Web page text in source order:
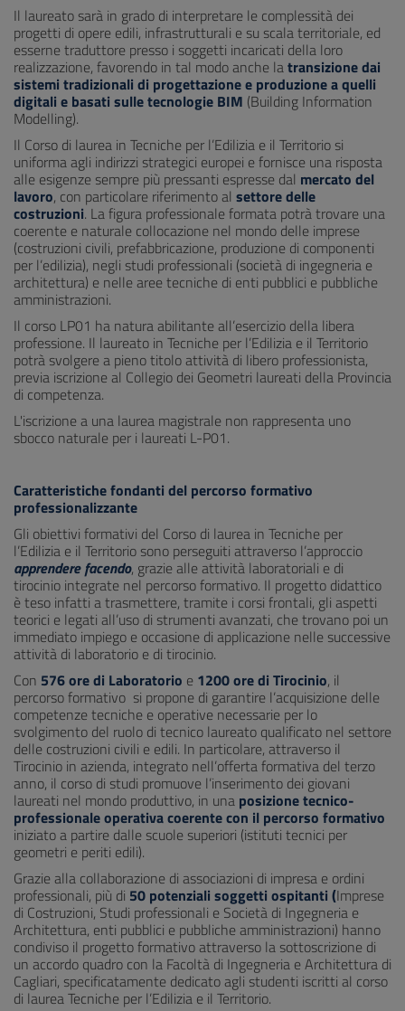
Il laureato sarà in grado di interpretare le complessità dei
progetti di opere edili, infrastrutturali e su scala territoriale, ed
esserne traduttore presso i soggetti incaricati della loro
realizzazione, favorendo in tal modo anche latransizione dai
sistemi tradizionali di progettazione e produzione a quelli
digitali e basati sulle tecnologie BIM (Building Information
Modelling).
Il Corso di laurea in Tecniche per l’Edilizia e il Territorio si
uniforma agli indirizzi strategici europei e fornisce una risposta
alle esigenze sempre più pressanti espresse dal mercato del
lavoro, con particolare riferimento al settore delle
costruzioni. La figura professionale formata potrà trovare una
coerente e naturale collocazione nel mondo delle imprese
(costruzioni civili, prefabbricazione, produzione di componenti
per l’edilizia), negli studi professionali (società di ingegneria e
architettura) e nelle aree tecniche di enti pubblici e pubbliche
amministrazioni.
Il corso LP01 ha natura abilitante all’esercizio della libera
professione. Il laureato in Tecniche per l’Edilizia e il Territorio
potrà svolgere a pieno titolo attività di libero professionista,
previa iscrizione al Collegio dei Geometri laureati della Provincia
di competenza.
L'iscrizione a una laurea magistrale non rappresenta uno
sbocco naturale per i laureati L-P01.
Caratteristiche fondanti del percorso formativo
professionalizzante
Gli obiettivi formativi del Corso di laurea in Tecniche per
l’Edilizia e il Territorio sono perseguiti attraverso l’approccio
apprendere facendo, grazie alle attività laboratoriali e di
tirocinio integrate nel percorso formativo. Il progetto didattico
è teso infatti a trasmettere, tramite i corsi frontali, gli aspetti
teorici e legati all’uso di strumenti avanzati, che trovano poi un
immediato impiego e occasione di applicazione nelle successive
attività di laboratorio e di tirocinio.
Con 576 ore di Laboratorio e 1200 ore di Tirocinio, il
percorso formativo si propone di garantire l’acquisizione delle
competenze tecniche e operative necessarie per lo
svolgimento del ruolo di tecnico laureato qualificato nel settore
delle costruzioni civili e edili. In particolare, attraverso il
Tirocinio in azienda, integrato nell’offerta formativa del terzo
anno, il corso di studi promuove l’inserimento dei giovani
laureati nel mondo produttivo, in una posizione tecnico-
professionale operativa coerente con il percorso formativo
iniziato a partire dalle scuole superiori (istituti tecnici per
geometri e periti edili).
Grazie alla collaborazione di associazioni di impresa e ordini
professionali, più di 50 potenziali soggetti ospitanti (Imprese
di Costruzioni, Studi professionali e Società di Ingegneria e
Architettura, enti pubblici e pubbliche amministrazioni) hanno
condiviso il progetto formativo attraverso la sottoscrizione di
un accordo quadro con la Facoltà di Ingegneria e Architettura di
Cagliari, specificatamente dedicato agli studenti iscritti al corso
di laurea Tecniche per l’Edilizia e il Territorio.